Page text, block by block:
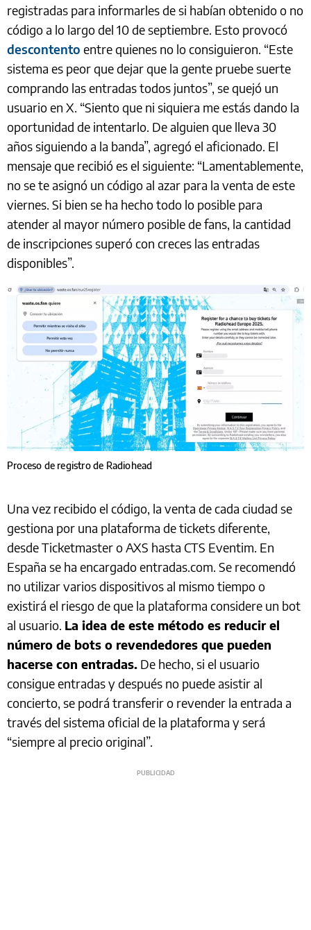
registradas para informarles de si habían obtenido o no
código a lo largo del 10 de septiembre. Esto provocó
descontento entre quienes no lo consiguieron. “Este
sistema es peor que dejar que la gente pruebe suerte
comprando las entradas todos juntos”, se quejó un
usuario en X. “Siento que ni siquiera me estás dando la
oportunidad de intentarlo. De alguien que lleva 30
años siguiendo a la banda”, agregó el aficionado. El
mensaje que recibió es el siguiente: “Lamentablemente,
no se te asignó un código al azar para la venta de este
viernes. Si bien se ha hecho todo lo posible para
atender al mayor número posible de fans, la cantidad
de inscripciones superó con creces las entradas
disponibles”.
Proceso de registro de Radiohead
Una vez recibido el código, la venta de cada ciudad se
gestiona por una plataforma de tickets diferente,
desde Ticketmaster o AXS hasta CTS Eventim. En
España se ha encargado entradas.com. Se recomendó
no utilizar varios dispositivos al mismo tiempo o
existirá el riesgo de que la plataforma considere un bot
al usuario. La idea de este método es reducir el
número de bots o revendedores que pueden
hacerse con entradas. De hecho, si el usuario
consigue entradas y después no puede asistir al
concierto, se podrá transferir o revender la entrada a
través del sistema oficial de la plataforma y será
“siempre al precio original”.